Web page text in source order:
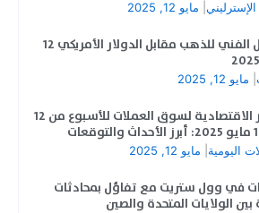
الإسترليني مايو 12, 2025
التحليل الفني للذهب مقابل الدولار الأمريكي 12
مايو 12, 2025
الأخبار الاقتصادية لسوق العملات للأسبوع من 12
اليومية مايو 12, 2025
في وول ستريت مع تفاؤل بمحادثات
بين الولايات المتحدة والصين